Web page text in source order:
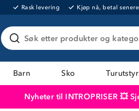
Rask levering Kjøp nå, betal senere
Søk etter produkter og
Barn Sko Turutstyr
Nyheter til INTROPRISER 💥